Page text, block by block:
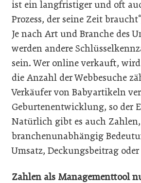
ist ein langfristiger und oft
Prozess, der seine Zeit
Je nach Art und Branche des
werden andere
sein. Wer online verkauft,
die Anzahl der Webbesuche
Verkäufer von Babyartikeln
Geburtenentwicklung, so der
Natürlich gibt es auch
branchenunabhängig
Umsatz, Deckungsbeitrag
Zahlen als Managementtool